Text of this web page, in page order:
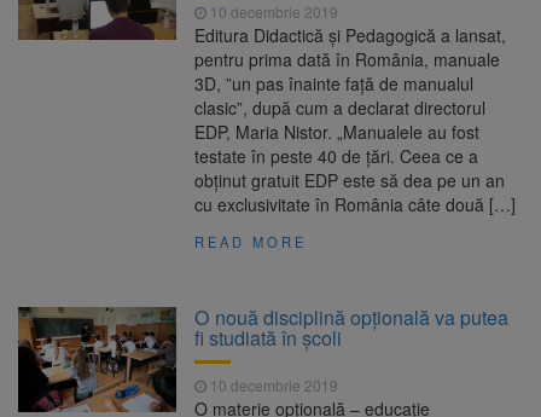
10 decembrie 2019
Editura Didactică şi Pedagogică a lansat,
pentru prima dată în România, manuale
3D, ”un pas înainte faţă de manualul
clasic”, după cum a declarat directorul
EDP, Maria Nistor. „Manualele au fost
testate în peste 40 de ţări. Ceea ce a
obţinut gratuit EDP este să dea pe un an
cu exclusivitate în România câte două […]
READ MORE
O nouă disciplină opțională va putea
fi studiată în școli
10 decembrie 2019
O materie opţională – educaţie